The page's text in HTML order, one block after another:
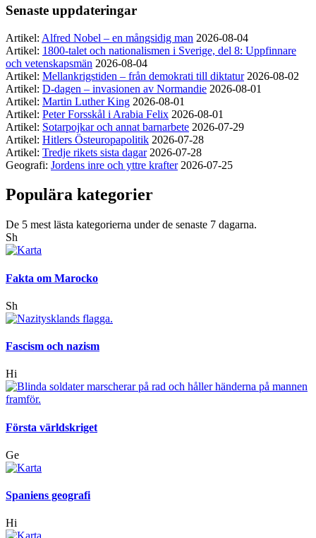
Senaste uppdateringar
Artikel: Alfred Nobel – en mångsidig man 2026-08-04
Artikel: 1800-talet och nationalismen i Sverige, del 8: Uppfinnare
och vetenskapsmän 2026-08-04
Artikel: Mellankrigstiden – från demokrati till diktatur 2026-08-02
Artikel: D-dagen – invasionen av Normandie 2026-08-01
Artikel: Martin Luther King 2026-08-01
Artikel: Peter Forsskål i Arabia Felix 2026-08-01
Artikel: Sotarpojkar och annat barnarbete 2026-07-29
Artikel: Hitlers Östeuropapolitik 2026-07-28
Artikel: Tredje rikets sista dagar 2026-07-28
Geografi: Jordens inre och yttre krafter 2026-07-25
Populära kategorier
De 5 mest lästa kategorierna under de senaste 7 dagarna.
Sh
Fakta om Marocko
Sh
Fascism och nazism
Hi
Första världskriget
Ge
Spaniens geografi
Hi